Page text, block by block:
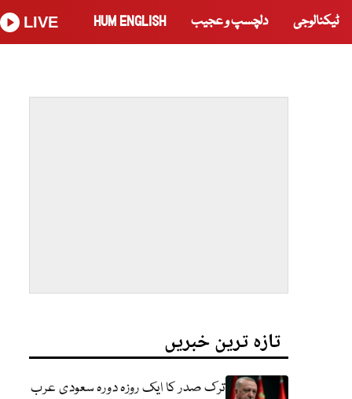
ٹیکنالوجی دلچسپ و عجیب HUM ENGLISH
LIVE
تازہ ترین خبریں
ترک صدر کا ایک روزہ دورہ سعودی عرب